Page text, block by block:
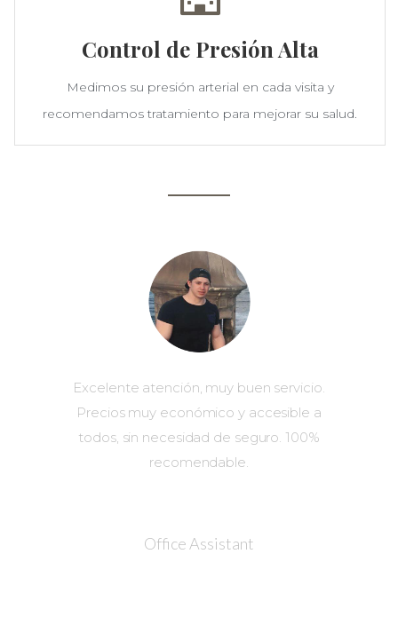
Control de Presión Alta
Medimos su presión arterial en cada visita y
recomendamos tratamiento para mejorar su salud.
Excelente atención, muy buen servicio.
Precios muy económico y accesible a
todos, sin necesidad de seguro. 100%
recomendable.
Office Assistant